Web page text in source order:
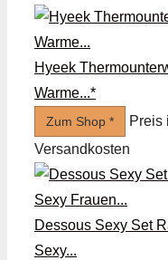
Hyeek
Warme...*
Zum Shop *
Preis
Versandkosten
Dessous Sexy Set
Sexy...